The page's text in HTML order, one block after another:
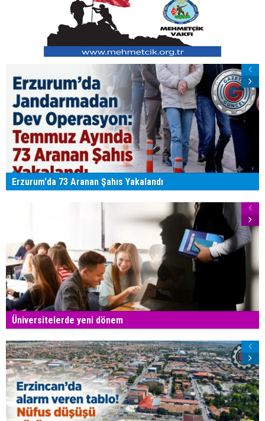
Erzurum'da 73 Aranan Şahıs Yakalandı
Üniversitelerde yeni dönem